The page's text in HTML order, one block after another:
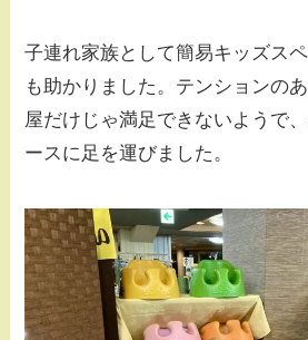
子連れ家族として簡易キッズス
も助かりました。テンションの
屋だけじゃ満足できないようで
ースに足を運びました。